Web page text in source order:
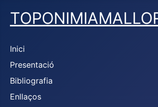
Inici
Presentació
Bibliografia
Enllaços